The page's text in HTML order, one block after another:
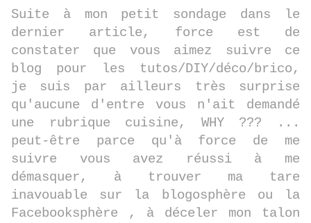
Suite à mon petit sondage dans le
dernier article, force est de
constater que vous aimez suivre ce
blog pour les tutos/DIY/déco/brico,
je suis par ailleurs très surprise
qu'aucune d'entre vous n'ait demandé
une rubrique cuisine, WHY ??? ...
peut-être parce qu'à force de me
suivre vous avez réussi à me
démasquer, à trouver ma tare
inavouable sur la blogosphère ou la
Facebooksphère , à déceler mon talon